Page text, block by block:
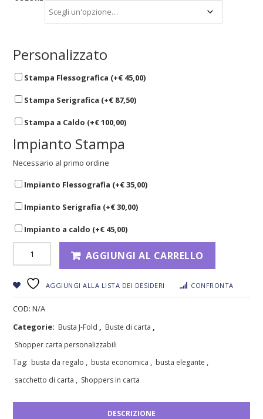
Personalizzato
Stampa Flessografica (+€ 45,00)
Stampa Serigrafica (+€ 87,50)
Stampa a Caldo (+€100,00)
Impianto Stampa
Necessario al primo ordine
Impianto Flessografia (+€35,00)
Impianto Serigrafia (+€30,00)
Impianto a caldo (+€ 45,00)
AGGIUNGI AL CARRELLO
AGGIUNGI ALLA LISTA DEI DESIDERI CONFRONTA
COD: N/A
Categorie: Busta J-Fold , Buste di carta ,
Shopper carta personalizzabili
Tag: busta da regalo , busta economica , busta elegante ,
sacchetto di carta , Shoppers in carta
DESCRIZIONE